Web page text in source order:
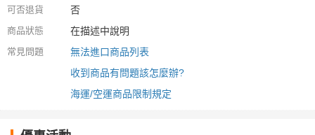
可否退貨 否
商品狀態 在描述中說明
常見問題
無法進口商品列表
收到商品有問題該怎麼辦?
海運/空運商品限制規定